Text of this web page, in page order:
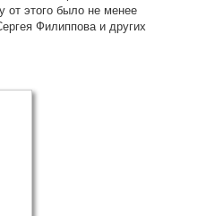
от этого было не менее
Филиппова и других